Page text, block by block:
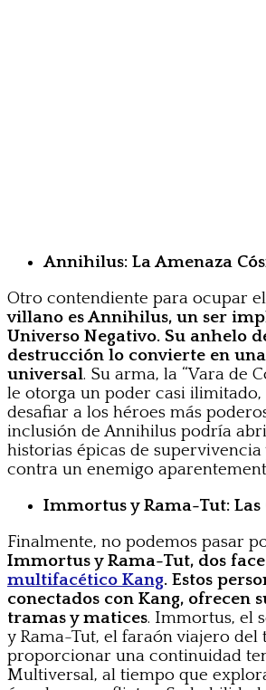
Annihilus: La Amenaza
Otro contendiente para ocupar el
villano es Annihilus, un ser
Universo Negativo. Su anhelo
destrucción lo convierte en
universal. Su arma, la “Vara de
le otorga un poder casi ilimitado,
desafiar a los héroes más
inclusión de Annihilus podría
historias épicas de supervivencia
contra un enemigo
Immortus y Rama-Tut: Las
Finalmente, no podemos pasar
Immortus y Rama-Tut, dos
multifacético Kang. Estos
conectados con Kang, ofrecen
tramas y matices. Immortus, el
y Rama-Tut, el faraón viajero
proporcionar una continuidad
Multiversal, al tiempo que